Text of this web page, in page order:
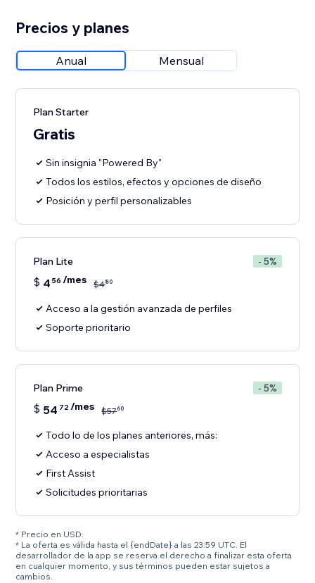
Precios y planes
Anual Mensual
Plan Starter
Gratis
Sin insignia "Powered By"
Todos los estilos, efectos y opciones de diseño
Posición y perfil personalizables
Plan Lite - 5%
$ 4 56 /mes $480
Acceso a la gestión avanzada de perfiles
Soporte prioritario
Plan Prime - 5%
$ 54 72/mes $5760
Todo lo de los planes anteriores, más:
Acceso a especialistas
First Assist
Solicitudes prioritarias
* Precio en USD.
* La oferta es válida hasta el {endDate} a las 23:59 UTC. El
desarrollador de la app se reserva el derecho a finalizar esta oferta
en cualquier momento, y sus términos pueden estar sujetos a
cambios.